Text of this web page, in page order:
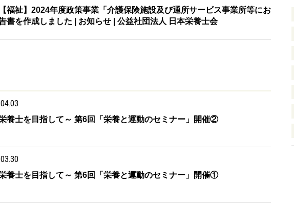
福祉】2024年度政策事業「介護保険施設及び通所サービス事業所等にお
書を作成しました | お知らせ | 公益社団法人 日本栄養士会
養士を目指して～ 第6回「栄養と運動のセミナー」開催②
養士を目指して～ 第6回「栄養と運動のセミナー」開催①